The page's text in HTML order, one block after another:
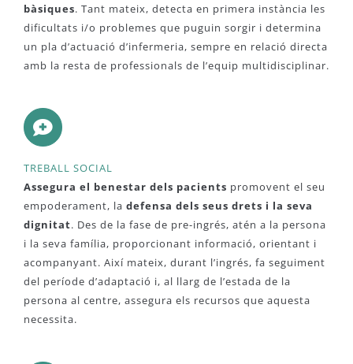
bàsiques. Tant mateix, detecta en primera instància les
dificultats i/o problemes que puguin sorgir i determina
un pla d’actuació d’infermeria, sempre en relació directa
amb la resta de professionals de l’equip multidisciplinar.
TREBALL SOCIAL
Assegura el benestar dels pacients promovent el seu
empoderament, la defensa dels seus drets i la seva
dignitat. Des de la fase de pre-ingrés, atén a la persona
i la seva família, proporcionant informació, orientant i
acompanyant. Així mateix, durant l’ingrés, fa seguiment
del període d’adaptació i, al llarg de l’estada de la
persona al centre, assegura els recursos que aquesta
necessita.